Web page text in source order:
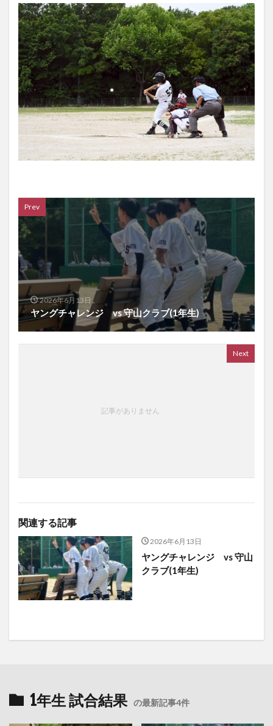
Prev
2026年6月13日
ヤングチャレンジ vs 守山クラブ(1年生)
Next
記事がありません
関連する記事
2026年6月13日
ヤングチャレンジ vs 守山
クラブ(1年生)
1年生 試合結果 の最新記事4件